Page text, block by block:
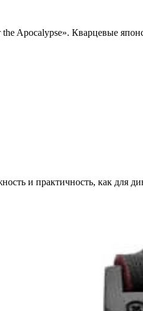
Apocalypse». Кварцевые
и практичность, как для